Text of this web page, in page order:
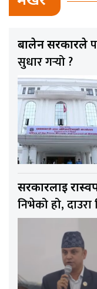
बालेन सरकारले
सुधार गर्‍यो ?
सरकारलाई
निभेको हो,